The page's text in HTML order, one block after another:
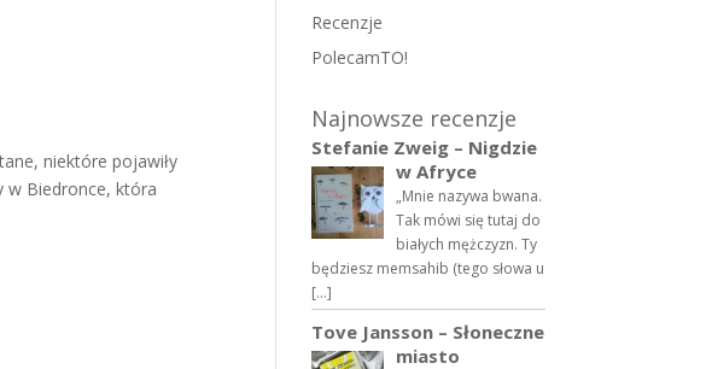
niektóre pojawiły
w Biedronce, która
Recenzje
PolecamTO!
Najnowsze recenzje
Stefanie Zweig – Nigdzie
w Afryce
„Mnie nazywa bwana.
Tak mówi się tutaj do
białych mężczyzn. Ty
będziesz memsahib (tego słowa u
[…]
Tove Jansson – Słoneczne
miasto